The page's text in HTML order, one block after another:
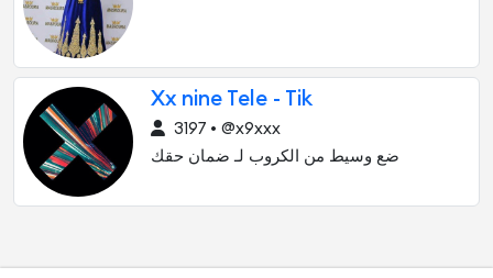
Xx nine Tele - Tik
3197 • @x9xxx
ضع وسيط من الكروب لـ ضمان حقك